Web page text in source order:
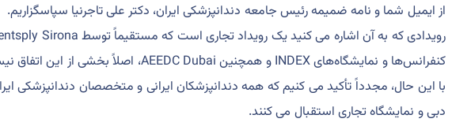
از ایمیل شما و نامه ضمیمه رئیس جامعه دندانپزشکی ایران، دکتر علی تاجرنیا سپاسگزاریم.
رویدادی که به آن اشاره می کنید یک رویداد تجاری است که مستقیماً توسط Dentsply Sirona سازماندهی شده است.
کنفرانس‌ها و نمایشگاه‌های INDEX و همچنین AEEDC Dubai، اصلاً بخشی از این اتفاق نیستند.
دبی و نمایشگاه تجاری استقبال می کنند.